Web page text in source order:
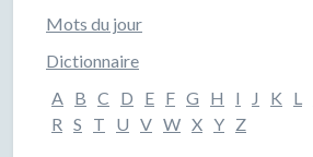
Mots du jour
Dictionnaire
A B C D E F G H I J K L
R S T U V W X Y Z